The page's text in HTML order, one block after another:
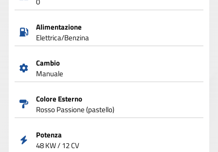
Alimentazione
Elettrica/Benzina
Cambio
Manuale
Colore Esterno
Rosso Passione (pastello)
Potenza
48 KW / 12 CV